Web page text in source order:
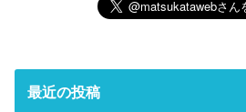
最近の投稿